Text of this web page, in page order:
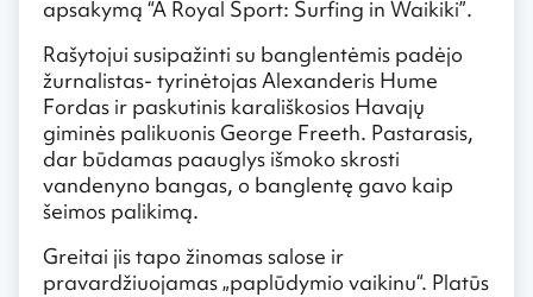
apsakymą “A Royal Sport: Surfing in Waikiki”.
Rašytojui susipažinti su banglentėmis padėjo
žurnalistas- tyrinėtojas Alexanderis Hume
Fordas ir paskutinis karališkosios Havajų
giminės palikuonis George Freeth. Pastarasis,
dar būdamas paauglys išmoko skrosti
vandenyno bangas, o banglentę gavo kaip
šeimos palikimą.
Greitai jis tapo žinomas salose ir
pravardžiuojamas „paplūdymio vaikinu“. Platūs